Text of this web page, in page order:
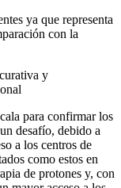
ya que representa
con la
y
para confirmar los
desafío, debido a
a los centros de
como estos en
de protones y, con